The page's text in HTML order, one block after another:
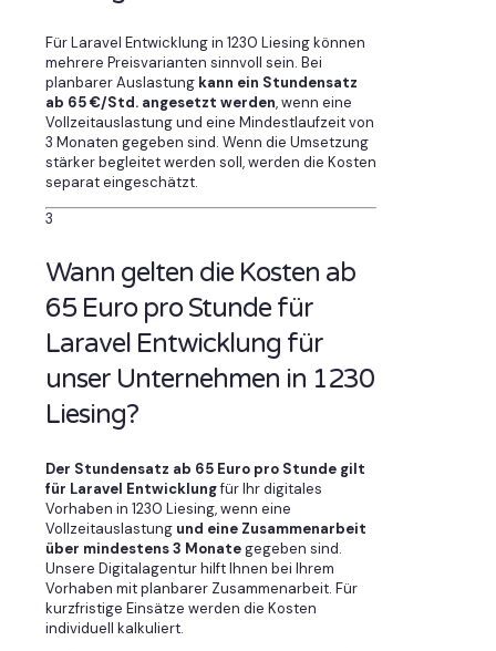
Für Laravel Entwicklung in 1230 Liesing können
mehrere Preisvarianten sinnvoll sein. Bei
planbarer Auslastung kann ein Stundensatz
ab 65 €/Std. angesetzt werden, wenn eine
Vollzeitauslastung und eine Mindestlaufzeit von
3 Monaten gegeben sind. Wenn die Umsetzung
stärker begleitet werden soll, werden die Kosten
separat eingeschätzt.
3
Wann gelten die Kosten ab
65 Euro pro Stunde für
Laravel Entwicklung für
unser Unternehmen in 1230
Liesing?
Der Stundensatz ab 65 Euro pro Stunde gilt
für Laravel Entwicklungfür Ihr digitales
Vorhaben in 1230 Liesing, wenn eine
Vollzeitauslastung und eine Zusammenarbeit
über mindestens 3 Monategegeben sind.
Unsere Digitalagentur hilft Ihnen bei Ihrem
Vorhaben mit planbarer Zusammenarbeit. Für
kurzfristige Einsätze werden die Kosten
individuell kalkuliert.